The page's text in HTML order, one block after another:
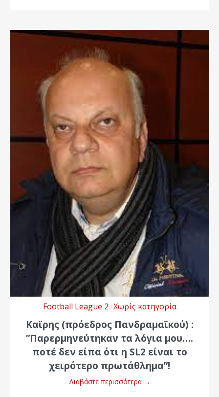
Football League 2 /Χωρίς κατηγορία
Καϊρης (πρόεδρος Πανδραμαϊκού) :
”Παρερμηνεύτηκαν τα λόγια μου….
ποτέ δεν είπα ότι η SL2 είναι το
χειρότερο πρωτάθλημα”!
Διαβάστε περισσότερα →